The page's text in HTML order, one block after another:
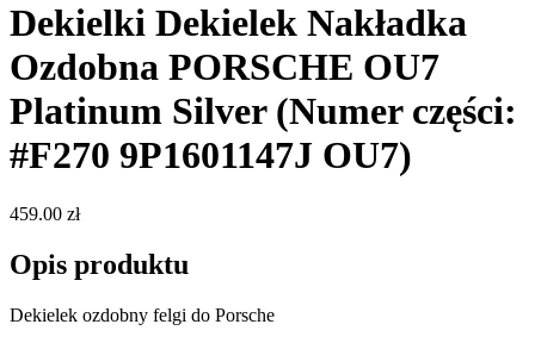
Dekielki Dekielek Nakładka
Ozdobna PORSCHE OU7
Platinum Silver (Numer części:
#F270 9P1601147J OU7)
459.00 zł
Opis produktu
Dekielek ozdobny felgi do Porsche